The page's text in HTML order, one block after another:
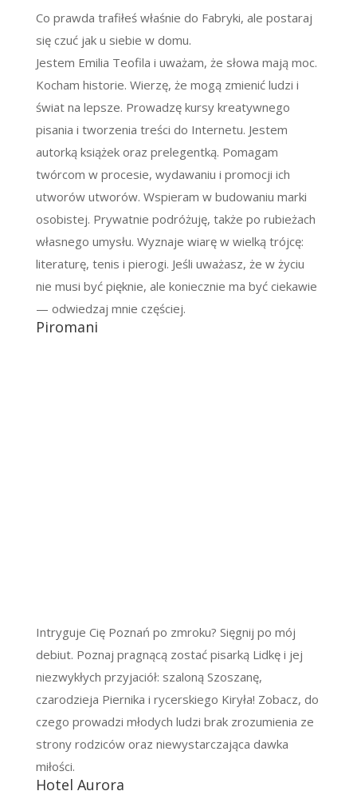
Co prawda trafiłeś właśnie do Fabryki, ale postaraj
się czuć jak u siebie w domu.
Jestem Emilia Teofila i uważam, że słowa mają moc.
Kocham historie. Wierzę, że mogą zmienić ludzi i
świat na lepsze. Prowadzę kursy kreatywnego
pisania i tworzenia treści do Internetu. Jestem
autorką książek oraz prelegentką. Pomagam
twórcom w procesie, wydawaniu i promocji ich
utworów utworów. Wspieram w budowaniu marki
osobistej. Prywatnie podróżuję, także po rubieżach
własnego umysłu. Wyznaje wiarę w wielką trójcę:
literaturę, tenis i pierogi. Jeśli uważasz, że w życiu
nie musi być pięknie, ale koniecznie ma być ciekawie
— odwiedzaj mnie częściej.
Piromani
Intryguje Cię Poznań po zmroku? Sięgnij po mój
debiut. Poznaj pragnącą zostać pisarką Lidkę i jej
niezwykłych przyjaciół: szaloną Szoszanę,
czarodzieja Piernika i rycerskiego Kiryła! Zobacz, do
czego prowadzi młodych ludzi brak zrozumienia ze
strony rodziców oraz niewystarczająca dawka
miłości.
Hotel Aurora